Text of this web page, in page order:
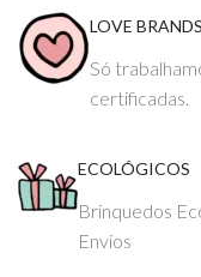
LOVE BRANDS
Só
certificadas.
ECOLÓGICOS
Brinquedos
Envios